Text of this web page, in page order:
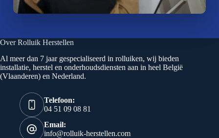
Over Rolluik Herstellen
Al meer dan 7 jaar gespecialiseerd in rolluiken, wij bieden
installatie, herstel en onderhoudsdiensten aan in heel België
(Vlaanderen) en Nederland.
Telefoon:
04 51 09 08 81
Email:
info@rolluik-herstellen.com